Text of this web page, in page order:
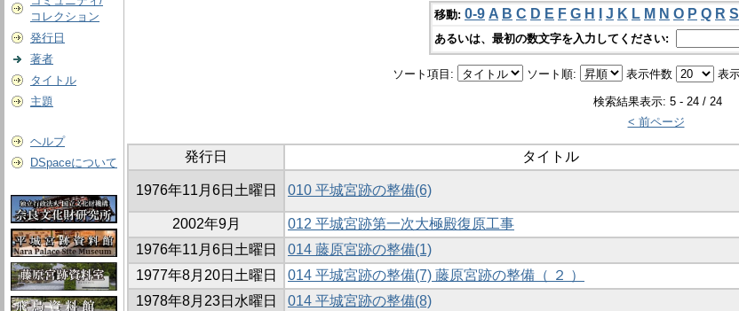
コレクション
発行日
著者
タイトル
主題
ヘルプ
DSpaceについて
移動: 0-9 A B C D E F G H J K L M N O P Q R S
あるいは、最初の数文字を入力してください:
ソート項目: ソート順: 表示件数 表
検索結果表示: 5 - 24 / 24
< 前ページ
発行日 タイトル
1976年11月6日土曜日 010 平城宮跡の整備(6)
2002年9月
012 平城宮跡第一次大極殿復原工事
1976年11月6日土曜日
014 藤原宮跡の整備(1)
1977年8月20日土曜日
014 平城宮跡の整備(7) 藤原宮跡の整備（ ２ ）
1978年8月23日水曜日
014 平城宮跡の整備(8)